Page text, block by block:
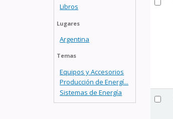
Libros
Lugares
Argentina
Temas
Equipos y Accesorios
Producción de Energí...
Sistemas de Energía